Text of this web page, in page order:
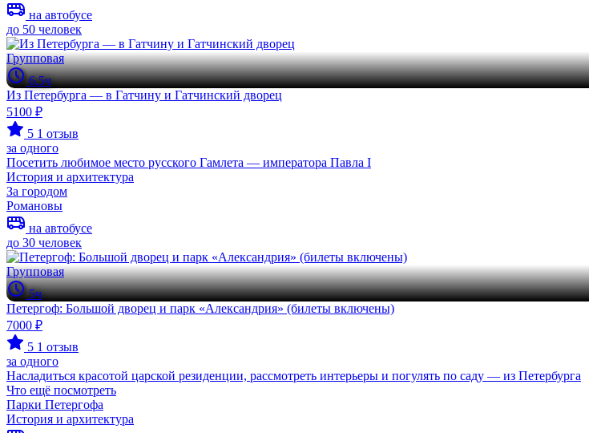
на автобусе
до 50 человек
Групповая
6.5ч
Из Петербурга — в Гатчину и Гатчинский дворец
5100 ₽
5 1 отзыв
за одного
Посетить любимое место русского Гамлета — императора Павла I
История и архитектура
За городом
Романовы
на автобусе
до 30 человек
Групповая
5ч
Петергоф: Большой дворец и парк «Александрия» (билеты включены)
7000 ₽
5 1 отзыв
за одного
Насладиться красотой царской резиденции, рассмотреть интерьеры и погулять по саду — из Петербурга
Что ещё посмотреть
Парки Петергофа
История и архитектура